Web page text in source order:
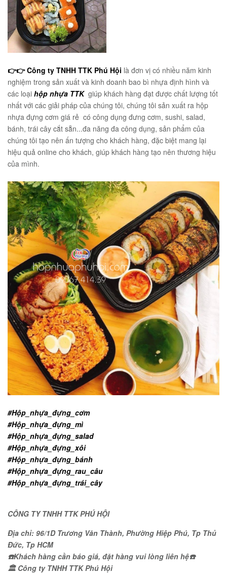
👉👉 Công ty TNHH TTK Phú Hội là đơn vị có nhiều năm kinh
nghiệm trong sản xuất và kinh doanh bao bì nhựa định hình và
các loại hộp nhựa TTK giúp khách hàng đạt được chất lượng tốt
nhất với các giải pháp của chúng tôi, chúng tôi sản xuất ra hộp
nhựa đựng cơm giá rẻ có công dụng đưng cơm, sushi, salad,
bánh, trái cây cắt sẵn...đa năng đa công dụng, sản phẩm của
chúng tôi tạo nên ấn tượng cho khách hàng, đặc biệt mang lại
hiệu quả online cho khách, giúp khách hàng tạo nên thương hiệu
của mình.
#Hộp_nhựa_đựng_cơm
#Hộp_nhựa_đựng_mì
#Hộp_nhựa_đựng_salad
#Hộp_nhựa_đựng_xôi
#Hộp_nhựa_đựng_bánh
#Hộp_nhựa_đựng_rau_câu
#Hộp_nhựa_đựng_trái_cây
CÔNG TY TNHH TTK PHÚ HỘI
Địa chỉ: 96/1D Trương Văn Thành, Phường Hiệp Phú, Tp Thủ
Đức, Tp HCM
☎️Khách hàng cần báo giá, đặt hàng vui lòng liên hệ☎️
🏛 Công ty TNHH TTK Phú Hội